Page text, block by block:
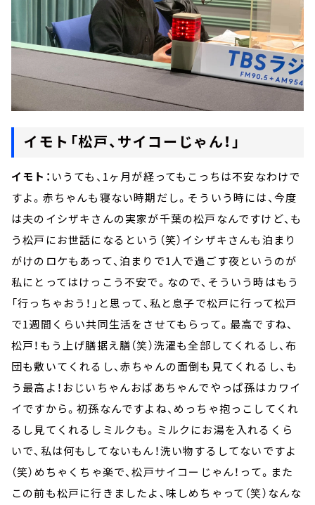
イモト「松戸、サイコーじゃん！」
イモト： いうても、1ヶ月が経ってもこっちは不安なわけで
すよ。赤ちゃんも寝ない時期だし。そういう時には、今度
は夫のイシザキさんの実家が千葉の松戸なんですけど、も
う松戸にお世話になるという（笑）イシザキさんも泊まり
がけのロケもあって、泊まりで1人で過ごす夜というのが
私にとってはけっこう不安で。なので、そういう時はもう
「行っちゃおう！」と思って、私と息子で松戸に行って松戸
で1週間くらい共同生活をさせてもらって。最高ですね、
松戸！もう上げ膳据え膳（笑）洗濯も全部してくれるし、布
団も敷いてくれるし、赤ちゃんの面倒も見てくれるし、も
う最高よ！おじいちゃんおばあちゃんでやっぱ孫はカワイ
イですから。初孫なんですよね、めっちゃ抱っこしてくれ
るし見てくれるしミルクも。ミルクにお湯を入れるくら
いで、私は何もしてないもん！洗い物するしてないですよ
（笑）めちゃくちゃ楽で、松戸サイコーじゃん！って。また
この前も松戸に行きましたよ、味しめちゃって（笑）なんな